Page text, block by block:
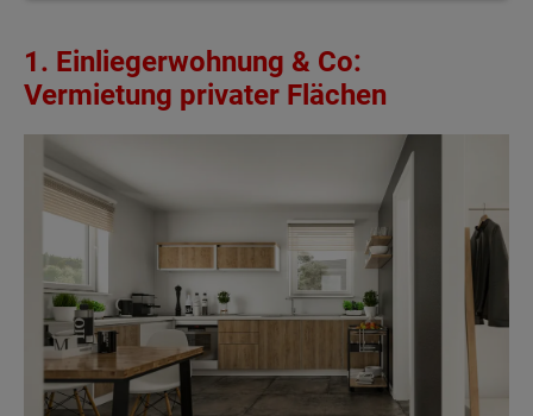
1. Einliegerwohnung & Co:
Vermietung privater Flächen